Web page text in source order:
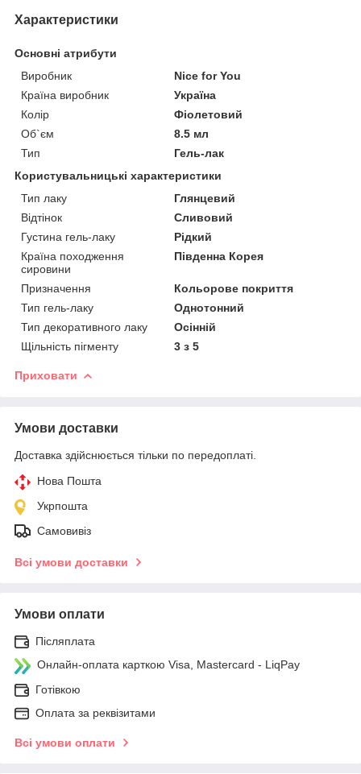
Характеристики
Основні атрибути
Виробник
Nice for You
Країна виробник
Україна
Колір
Фіолетовий
Об`єм
8.5 мл
Тип
Гель-лак
Користувальницькі характеристики
Тип лаку
Глянцевий
Відтінок
Сливовий
Густина гель-лаку
Рідкий
Країна походження
сировини
Південна Корея
Призначення
Кольорове покриття
Тип гель-лаку
Однотонний
Тип декоративного лаку
Осінній
Щільність пігменту
3 з 5
Приховати
Умови доставки
Доставка здійснюється тільки по передоплаті.
Нова Пошта
Укрпошта
Самовивіз
Всі умови доставки
Умови оплати
Післяплата
Онлайн-оплата карткою Visa, Mastercard - LiqPay
Готівкою
Оплата за реквізитами
Всі умови оплати